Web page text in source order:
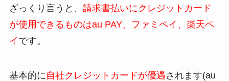
ざっくり言うと、 請求書払いにクレジットカード
が使用できるものはau PAY、ファミペイ、楽天ペ
イ です。
基本的に 自社クレジットカードが優遇 されます(au